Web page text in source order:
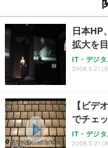
Sezlife オ
ワーク
能 人間工
レスト
ョン PC
務用 おし
￥7,680
ッシュ
ス圧無
ト 幅52×
勤務 ブラ
￥4,139
【整備済
ー フル
ort/VGA
応
￥15,800
グモニ
像低減
￥34,980
Smart
限定】
超厚型 お
￥3,670
ュラー
￥3,731
日本HP
拡大を
IT・デジ
2008.5.21(
【ビデ
でチェ
IT・デジ
2008.5.21(